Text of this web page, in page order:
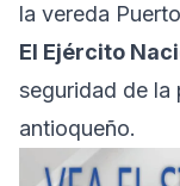
la vereda
El Ejército
seguridad de la
antioqueño.